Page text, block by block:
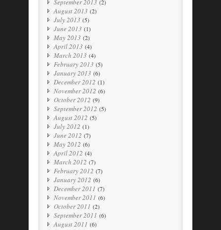
September 2013 (2)
August 2013 (2)
July 2013 (5)
June 2013 (1)
May 2013 (2)
April 2013 (4)
March 2013 (4)
February 2013 (5)
January 2013 (6)
December 2012 (1)
November 2012 (6)
October 2012 (9)
September 2012 (5)
August 2012 (5)
July 2012 (1)
June 2012 (7)
May 2012 (6)
April 2012 (4)
March 2012 (7)
February 2012 (7)
January 2012 (6)
December 2011 (7)
November 2011 (6)
October 2011 (2)
September 2011 (6)
August 2011 (6)